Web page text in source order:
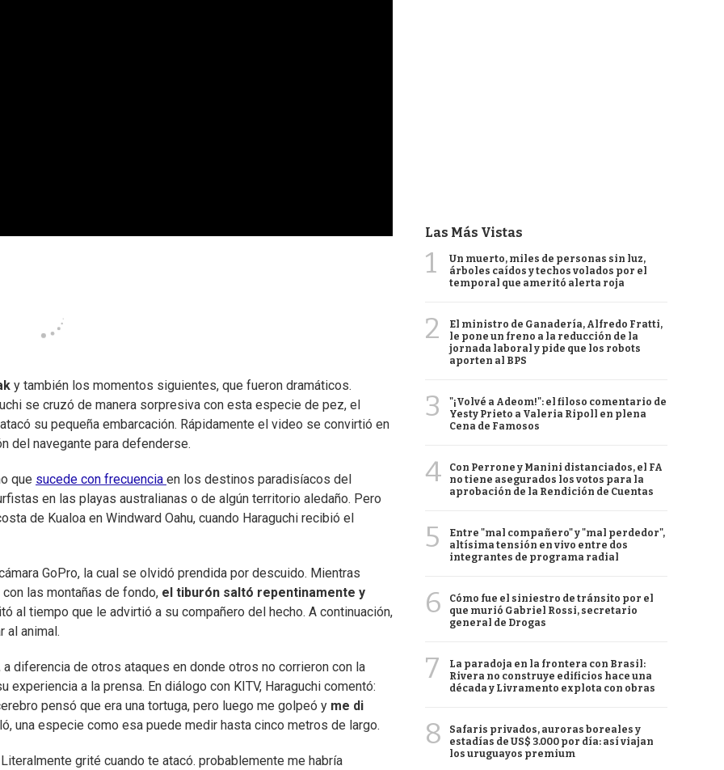
y también los momentos siguientes, que fueron dramáticos.
se cruzó de manera sorpresiva con esta especie de pez, el
su pequeña embarcación. Rápidamente el video se convirtió en
del navegante para defenderse.
que sucede con frecuencia en los destinos paradisíacos del
en las playas australianas o de algún territorio aledaño. Pero
de Kualoa en Windward Oahu, cuando Haraguchi recibió el
GoPro, la cual se olvidó prendida por descuido. Mientras
las montañas de fondo, el tiburón saltó repentinamente y
al tiempo que le advirtió a su compañero del hecho. A continuación,
al animal.
diferencia de otros ataques en donde otros no corrieron con la
a la prensa. En diálogo con KITV, Haraguchi comentó:
pensó que era una tortuga, pero luego me golpeó y me di
una especie como esa puede medir hasta cinco metros de largo.
grité cuando te atacó. probablemente me habría
Las Más Vistas
1
Un muerto, miles de personas sin luz,
árboles caídos y techos volados por el
temporal que ameritó alerta roja
2
El ministro de Ganadería, Alfredo Fratti,
le pone un freno a la reducción de la
jornada laboral y pide que los robots
aporten al BPS
3
"¡Volvé a Adeom!": el filoso comentario de
Yesty Prieto a Valeria Ripoll en plena
Cena de Famosos
4
Con Perrone y Manini distanciados, el FA
no tiene asegurados los votos para la
aprobación de la Rendición de Cuentas
5
Entre "mal compañero" y "mal perdedor",
altísima tensión en vivo entre dos
integrantes de programa radial
6
Cómo fue el siniestro de tránsito por el
que murió Gabriel Rossi, secretario
general de Drogas
7
La paradoja en la frontera con Brasil:
Rivera no construye edificios hace una
década y Livramento explota con obras
8
Safaris privados, auroras boreales y
estadías de US$ 3.000 por día: así viajan
los uruguayos premium